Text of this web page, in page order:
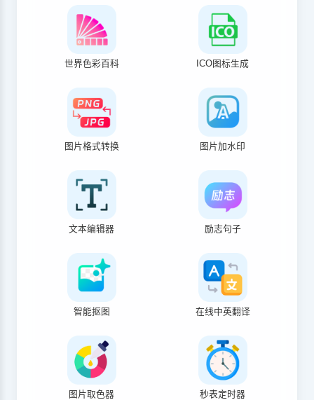
世界色彩百科 ICO图标生成
图片格式转换 图片加水印
文本编辑器 励志句子
智能抠图 在线中英翻译
图片取色器 秒表定时器